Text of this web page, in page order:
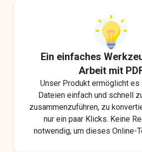
Ein einfaches
Arbeit mit
Unser Produkt ermöglicht es
Dateien einfach und schnell
zusammenzuführen, zu
nur ein paar Klicks. Keine
notwendig, um dieses Online-